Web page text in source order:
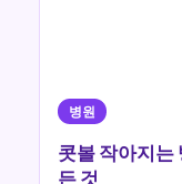
병원
콧볼 작아지는
든 것